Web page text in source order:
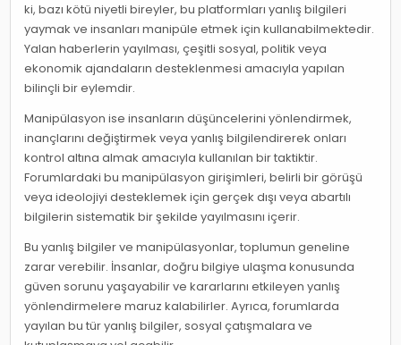
ki, bazı kötü niyetli bireyler, bu platformları yanlış bilgileri
yaymak ve insanları manipüle etmek için kullanabilmektedir.
Yalan haberlerin yayılması, çeşitli sosyal, politik veya
ekonomik ajandaların desteklenmesi amacıyla yapılan
bilinçli bir eylemdir.
Manipülasyon ise insanların düşüncelerini yönlendirmek,
inançlarını değiştirmek veya yanlış bilgilendirerek onları
kontrol altına almak amacıyla kullanılan bir taktiktir.
Forumlardaki bu manipülasyon girişimleri, belirli bir görüşü
veya ideolojiyi desteklemek için gerçek dışı veya abartılı
bilgilerin sistematik bir şekilde yayılmasını içerir.
Bu yanlış bilgiler ve manipülasyonlar, toplumun geneline
zarar verebilir. İnsanlar, doğru bilgiye ulaşma konusunda
güven sorunu yaşayabilir ve kararlarını etkileyen yanlış
yönlendirmelere maruz kalabilirler. Ayrıca, forumlarda
yayılan bu tür yanlış bilgiler, sosyal çatışmalara ve